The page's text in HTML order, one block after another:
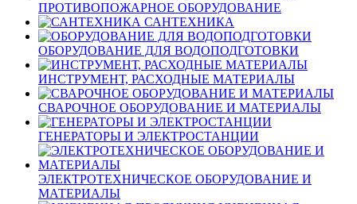
ПРОТИВОПОЖАРНОЕ ОБОРУДОВАНИЕ
САНТЕХНИКА
ОБОРУДОВАНИЕ ДЛЯ ВОДОПОДГОТОВКИ
ИНСТРУМЕНТ, РАСХОДНЫЕ МАТЕРИАЛЫ
СВАРОЧНОЕ ОБОРУДОВАНИЕ И МАТЕРИАЛЫ
ГЕНЕРАТОРЫ И ЭЛЕКТРОСТАНЦИИ
ЭЛЕКТРОТЕХНИЧЕСКОЕ ОБОРУДОВАНИЕ И
МАТЕРИАЛЫ